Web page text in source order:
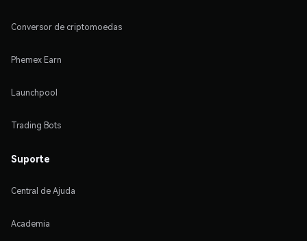
Conversor de criptomoedas
Phemex Earn
Launchpool
Trading Bots
Suporte
Central de Ajuda
Academia